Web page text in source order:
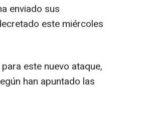
enviado sus
este miércoles
este nuevo ataque,
han apuntado las